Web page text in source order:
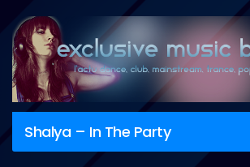
Shalya – In The Party